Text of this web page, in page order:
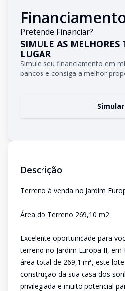
Pretende Financiar?
SIMULE AS MELHORES
LUGAR
Simule seu financiamento em
bancos e consiga a melhor
Simular
Descrição
Terreno à venda no Jardim
Área do Terreno 269,10 m2
Excelente oportunidade para
terreno no Jardim Europa II, em
área total de 269,1 m², este
construção da sua casa dos
privilegiada e muito potencial